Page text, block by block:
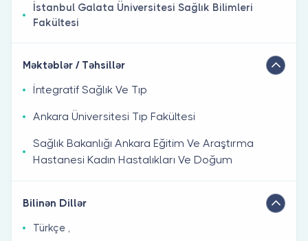
İstanbul Galata Üniversitesi Sağlık Bilimleri
Fakültesi
Məktəblər / Təhsillər
İntegratif Sağlık Ve Tıp
Ankara Üniversitesi Tıp Fakültesi
Sağlık Bakanlığı Ankara Eğitim Ve Araştırma
Hastanesi Kadın Hastalıkları Ve Doğum
Bilinən Dillər
Türkçe ,